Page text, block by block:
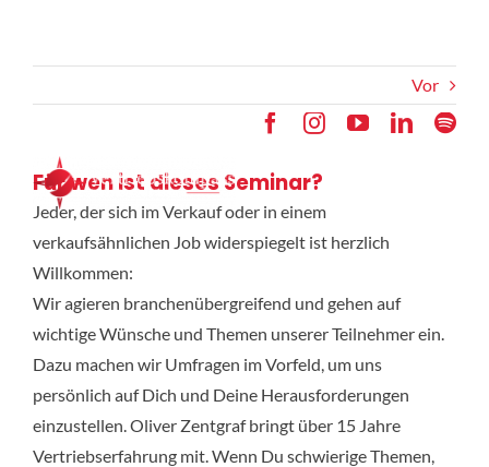
Akademie
Vor
Für wen ist dieses Seminar?
Jeder, der sich im Verkauf oder in einem
verkaufsähnlichen Job widerspiegelt ist herzlich
Willkommen:
Wir agieren branchenübergreifend und gehen auf
wichtige Wünsche und Themen unserer Teilnehmer ein.
Dazu machen wir Umfragen im Vorfeld, um uns
persönlich auf Dich und Deine Herausforderungen
einzustellen. Oliver Zentgraf bringt über 15 Jahre
Vertriebserfahrung mit. Wenn Du schwierige Themen,